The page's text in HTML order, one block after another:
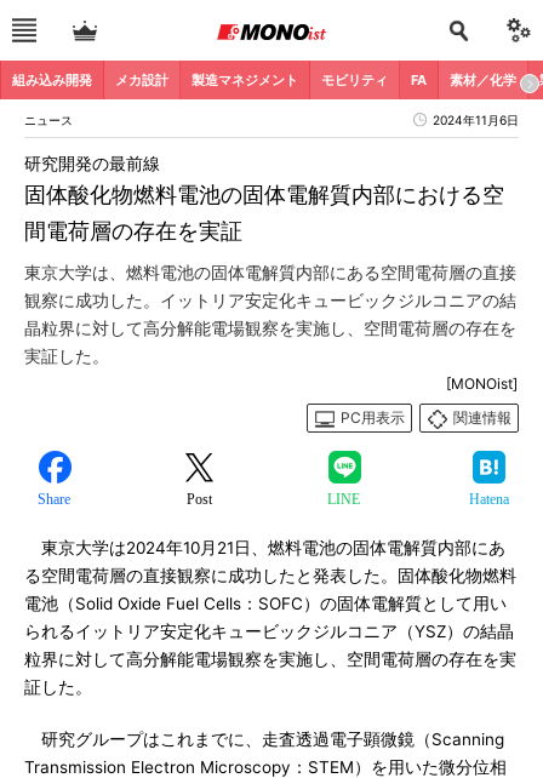
組み込み開発 メカ設計 製造マネジメント モビリティ FA 素材／化学
ニュース 2024年11月6日
固体酸化物燃料電池の固体電解質内部における空
間電荷層の存在を実証
研究開発の最前線
東京大学は、燃料電池の固体電解質内部にある空間電荷層の直接
観察に成功した。イットリア安定化キュービックジルコニアの結
晶粒界に対して高分解能電場観察を実施し、空間電荷層の存在を
実証した。
[MONOist]
PC用表示
関連情報
Share Post LINE Hatena
東京大学は2024年10月21日、燃料電池の固体電解質内部にあ
る空間電荷層の直接観察に成功したと発表した。固体酸化物燃料
電池（Solid Oxide Fuel Cells：SOFC）の固体電解質として用い
られるイットリア安定化キュービックジルコニア（YSZ）の結晶
粒界に対して高分解能電場観察を実施し、空間電荷層の存在を実
証した。
研究グループはこれまでに、走査透過電子顕微鏡（Scanning
Transmission Electron Microscopy：STEM）を用いた微分位相